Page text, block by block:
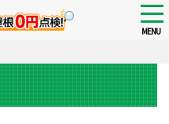
MENU